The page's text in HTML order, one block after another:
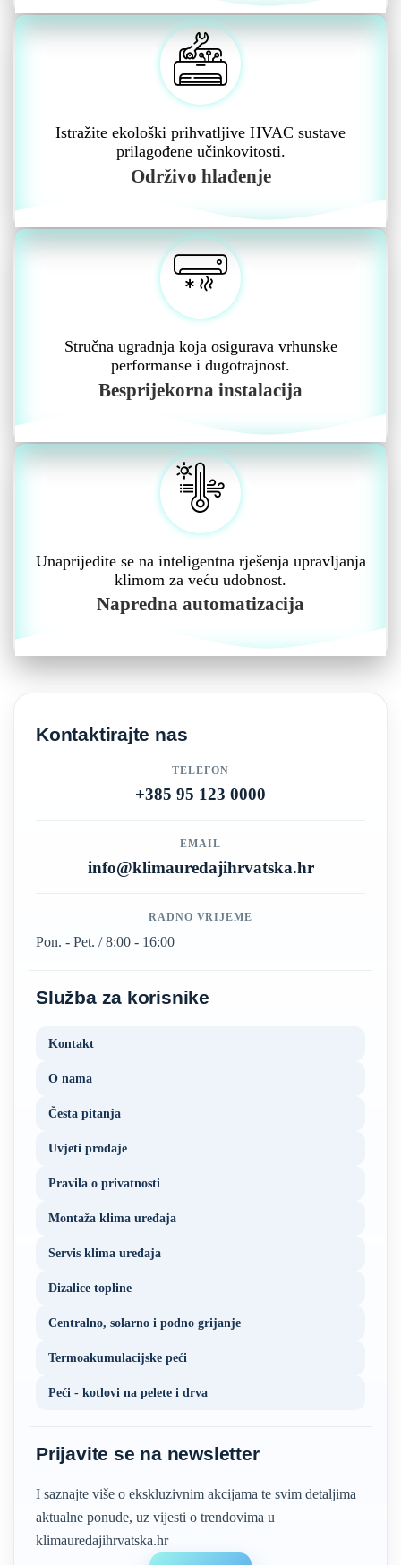
Istražite ekološki prihvatljive HVAC sustave
prilagođene učinkovitosti.
Održivo hlađenje
Stručna ugradnja koja osigurava vrhunske
performanse i dugotrajnost.
Besprijekorna instalacija
Unaprijedite se na inteligentna rješenja upravljanja
klimom za veću udobnost.
Napredna automatizacija
Kontaktirajte nas
TELEFON
+385 95 123 0000
EMAIL
info@klimauredajihrvatska.hr
RADNO VRIJEME
Pon. - Pet. / 8:00 - 16:00
Služba za korisnike
Kontakt
O nama
Česta pitanja
Uvjeti prodaje
Pravila o privatnosti
Montaža klima uređaja
Servis klima uređaja
Dizalice topline
Centralno, solarno i podno grijanje
Termoakumulacijske peći
Peći - kotlovi na pelete i drva
Prijavite se na newsletter
I saznajte više o ekskluzivnim akcijama te svim detaljima
aktualne ponude, uz vijesti o trendovima u
klimauredajihrvatska.hr